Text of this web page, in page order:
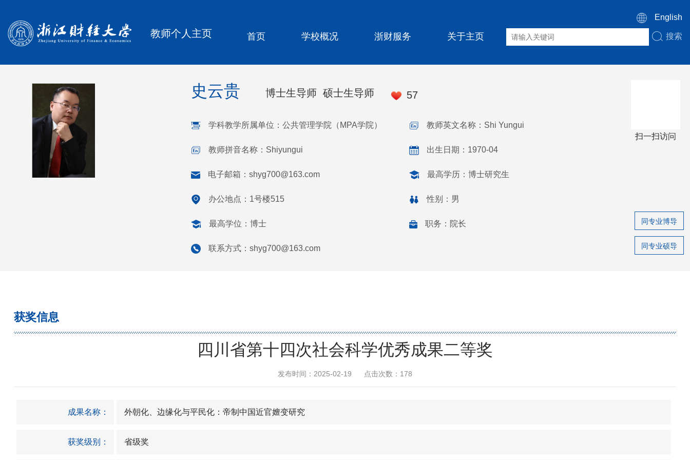
教师个人主页 首页 学校概况 浙财服务 关于主页
English
搜索
史云贵 博士生导师 硕士生导师 57
学科教学所属单位：公共管理学院（MPA学院） 教师英文名称：Shi Yungui
教师拼音名称：Shiyungui 出生日期：1970-04
电子邮箱： shyg700@163.com 最高学历：博士研究生
办公地点：1号楼515 性别：男
最高学位：博士 职务：院长
联系方式：shyg700@163.com
扫一扫访问
同专业博导
同专业硕导
获奖信息
四川省第十四次社会科学优秀成果二等奖
发布时间：2025-02-19 点击次数： 178
成果名称： 外朝化、边缘化与平民化：帝制中国近官嬗变研究
获奖级别： 省级奖